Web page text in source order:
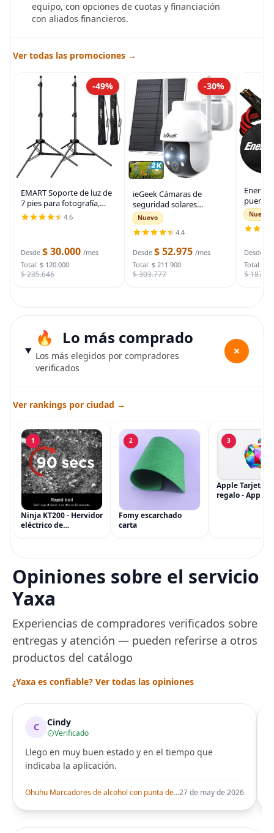
equipo, con opciones de cuotas y financiación
con aliados financieros.
Ver todas las promociones →
-49%
EMART Soporte de luz de
7 pies para fotografía,
soporte de trípode
portátil para fotos y
con funda de
4.6
Desde $ 30.000 /mes
Total: $ 120.000
$ 235.646
-30%
ieGeek Cámaras de
seguridad solares
inalámbricas para
exteriores, cámara WiFi 2K
para sistema de
seguridad del hogar,
cámara de vigilancia
Nuevo
4.4
Desde $ 52.975 /mes
Total: $ 211.900
$ 303.777
puente
auto,
para
bolsa
Nuevo
Desde
Total: $
$
Lo más comprado
Los más elegidos por compradores
verificados
+
Ver rankings por ciudad →
1
Ninja KT200 - Hervidor
eléctrico de
ajuste de temperatura
de Acero
2
Fomy escarchado
carta
3
Apple Tarjeta
regalo - App
Opiniones sobre el servicio
Yaxa
Experiencias de compradores verificados sobre
entregas y atención — pueden referirse a otros
productos del catálogo
¿Yaxa es confiable? Ver todas las opiniones
C Cindy
Verificado
Llego en muy buen estado y en el tiempo que
indicaba la aplicación.
Ohuhu Marcadores de alcohol con punta de pincel – Juego de marcadores artísticos de doble punta con certificación AP para artistas adultos27 de may de 2026